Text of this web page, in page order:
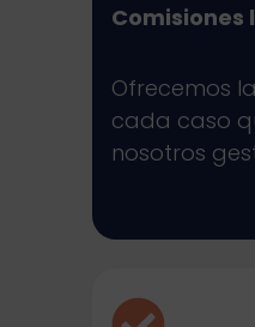
Comisiones
Ofrecemos
cada caso
nosotros